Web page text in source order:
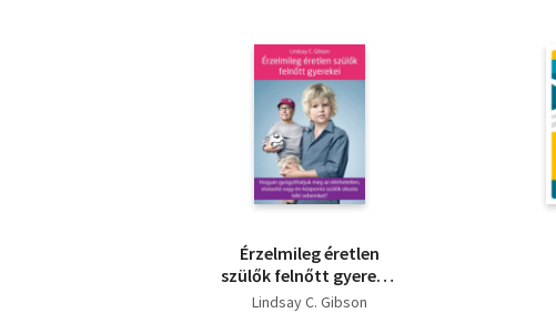
Érzelmileg éretlen
szülők felnőtt gyerekei
- Hogyan
Lindsay C. Gibson